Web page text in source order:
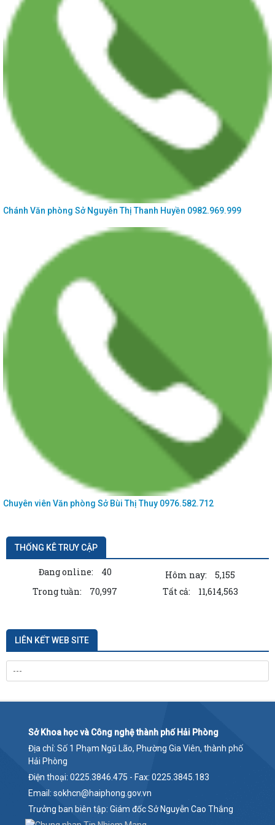
hồ sơ giải quyết thủ tục...
Thông báo số 856/TB-SKHCN ngày 30/12/2025 Về việc tuyển chọn lần 2 tổ
chức, cá nhân chủ trì thực...
Chánh Văn phòng SởNguyễn Thị Thanh Huyền 0982.969.999
Chuyên viên Văn phòng SởBùi Thị Thuy 0976.582.712
THỐNG KÊ TRUY CẬP
Đang online: 40 Hôm nay:
5,155
Trong tuần:
70,997 Tất cả: 11,614,563
LIÊN KẾT WEB SITE
Sở Khoa học và Công nghệ thành phố Hải Phòng
Địa chỉ: Số 1 Phạm Ngũ Lão, Phường Gia Viên, thành phố
Hải Phòng
Điện thoại: 0225.3846.475 - Fax: 0225.3845.183
Email: sokhcn@haiphong.gov.vn
Trưởng ban biên tập: Giám đốc Sở Nguyễn Cao Thắng